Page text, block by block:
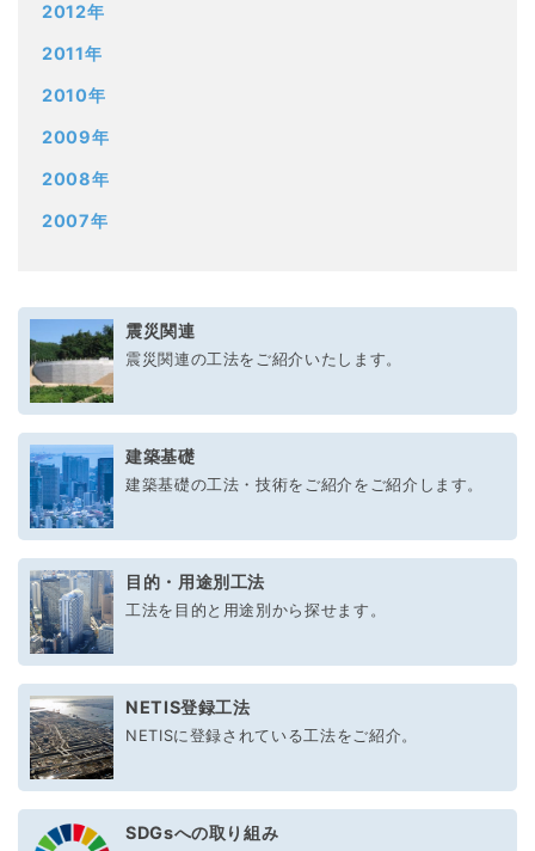
2012年
2011年
2010年
2009年
2008年
2007年
震災関連
震災関連の工法をご紹介いたします。
建築基礎
建築基礎の工法・技術をご紹介をご紹介します。
目的・用途別工法
工法を目的と用途別から探せます。
NETIS登録工法
NETISに登録されている工法をご紹介。
SDGsへの取り組み